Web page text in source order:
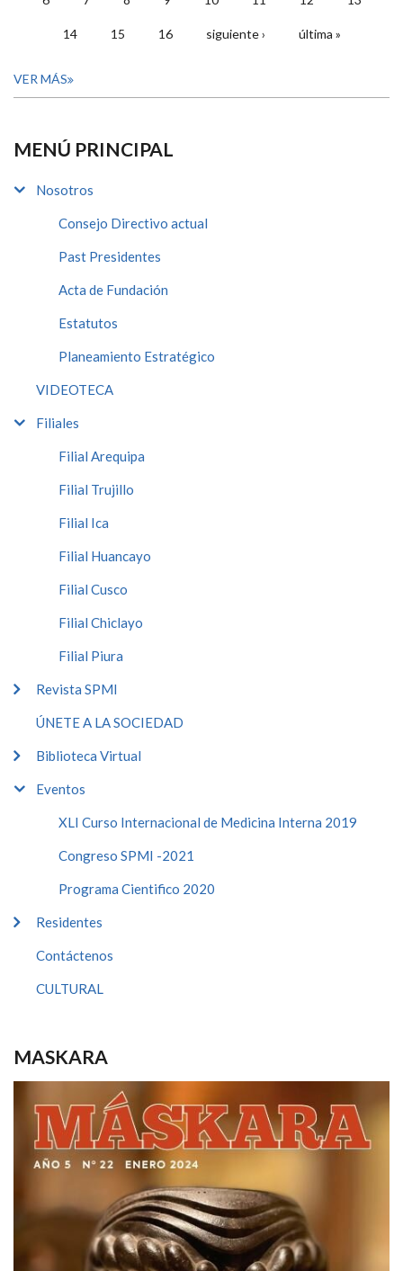
14 15 16 siguiente › última »
VER MÁS
MENÚ PRINCIPAL
Nosotros
Consejo Directivo actual
Past Presidentes
Acta de Fundación
Estatutos
Planeamiento Estratégico
VIDEOTECA
Filiales
Filial Arequipa
Filial Trujillo
Filial Ica
Filial Huancayo
Filial Cusco
Filial Chiclayo
Filial Piura
Revista SPMI
ÚNETE A LA SOCIEDAD
Biblioteca Virtual
Eventos
XLI Curso Internacional de Medicina Interna 2019
Congreso SPMI -2021
Programa Cientifico 2020
Residentes
Contáctenos
CULTURAL
MASKARA